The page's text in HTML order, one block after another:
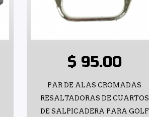
$ 95.00
PAR DE ALAS CROMADAS
RESALTADORAS DE CUARTOS
DE SALPICADERA PARA GOLF